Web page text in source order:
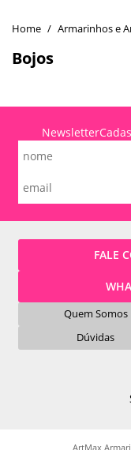
Armarinhos e
Bojos
Newsletter
FALE
Quem Somos
Dúvidas
ArtMax